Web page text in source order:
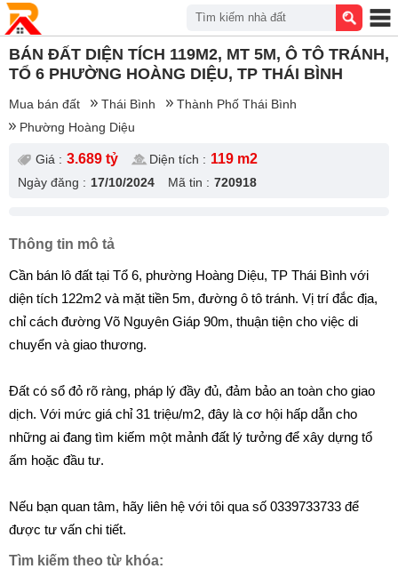
BÁN ĐẤT DIỆN TÍCH 119M2, MT 5M, Ô TÔ TRÁNH,
TỔ 6 PHƯỜNG HOÀNG DIỆU, TP THÁI BÌNH
Mua bán đất Thái Bình
Thành Phố Thái Bình
Phường Hoàng Diệu
Giá : 3.689 tỷ Diện tích : 119 m2
Ngày đăng : 17/10/2024 Mã tin : 720918
Thông tin mô tả
Cần bán lô đất tại Tổ 6, phường Hoàng Diệu, TP Thái Bình với
diện tích 122m2 và mặt tiền 5m, đường ô tô tránh. Vị trí đắc địa,
chỉ cách đường Võ Nguyên Giáp 90m, thuận tiện cho việc di
chuyển và giao thương.
Đất có sổ đỏ rõ ràng, pháp lý đầy đủ, đảm bảo an toàn cho giao
dịch. Với mức giá chỉ 31 triệu/m2, đây là cơ hội hấp dẫn cho
những ai đang tìm kiếm một mảnh đất lý tưởng để xây dựng tổ
ấm hoặc đầu tư.
Nếu bạn quan tâm, hãy liên hệ với tôi qua số 0339733733 để
được tư vấn chi tiết.
Tìm kiếm theo từ khóa:
Tìm kiếm nhà đất